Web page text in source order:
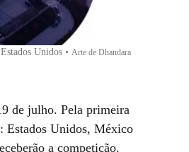
Unidos • Arte de Dhandara
de julho. Pela primeira
Estados Unidos, México
a competição.